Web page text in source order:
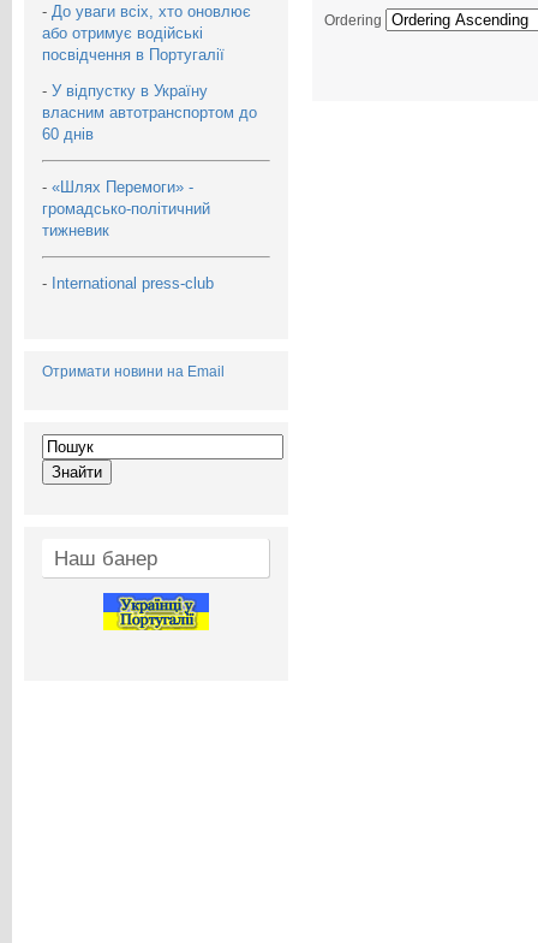
- До уваги всіх, хто оновлює
або отримує водійські
посвідчення в Португалії
- У відпустку в Україну
власним автотранспортом до
60 днів
- «Шлях Перемоги» -
громадсько-політичний
тижневик
- International press-club
Отримати новини на Email
Наш банер
Ordering